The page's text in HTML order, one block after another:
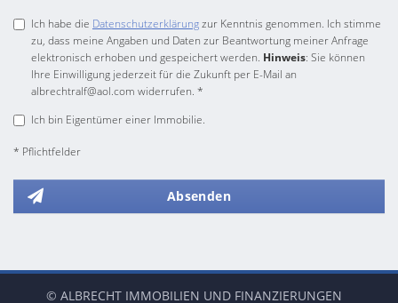
Ich habe die Datenschutzerklärungzur Kenntnis genommen. Ich stimme
zu, dass meine Angaben und Daten zur Beantwortung meiner Anfrage
elektronisch erhoben und gespeichert werden. Hinweis: Sie können
Ihre Einwilligung jederzeit für die Zukunft per E-Mail an
albrechtralf@aol.com widerrufen. *
Ich bin Eigentümer einer Immobilie.
* Pflichtfelder
Absenden
© ALBRECHT IMMOBILIEN UND FINANZIERUNGEN